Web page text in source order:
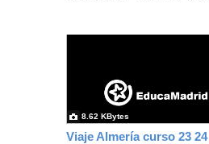
Viaje Almería curso 23 24
8.62 KBytes